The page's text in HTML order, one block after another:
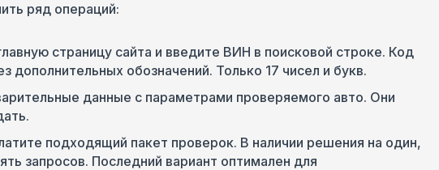
ряд операций:
страницу сайта и введите ВИН в поисковой строке. Код
дополнительных обозначений. Только 17 чисел и букв.
данные с параметрами проверяемого авто. Они
подходящий пакет проверок. В наличии решения на один,
запросов. Последний вариант оптимален для